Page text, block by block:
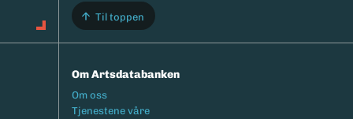
Til toppen
Om Artsdatabanken
Footermeny
Om oss
Tjenestene våre